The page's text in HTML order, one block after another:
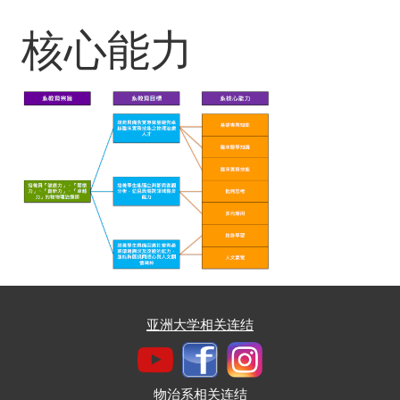
核心能力
亚洲大学相关连结
物治系相关连结